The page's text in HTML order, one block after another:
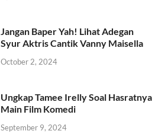
Jangan Baper Yah! Lihat Adegan
Syur Aktris Cantik Vanny Maisella
October 2, 2024
Ungkap Tamee Irelly Soal Hasratnya
Main Film Komedi
September 9, 2024